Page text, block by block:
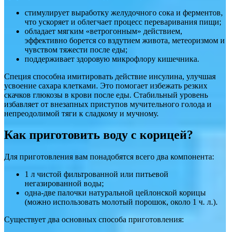
стимулирует выработку желудочного сока и ферментов,
что ускоряет и облегчает процесс переваривания пищи;
обладает мягким «ветрогонным» действием,
эффективно борется со вздутием живота, метеоризмом и
чувством тяжести после еды;
поддерживает здоровую микрофлору кишечника.
Специя способна имитировать действие инсулина, улучшая
усвоение сахара клетками. Это помогает избежать резких
скачков глюкозы в крови после еды. Стабильный уровень
избавляет от внезапных приступов мучительного голода и
непреодолимой тяги к сладкому и мучному.
Как приготовить воду с корицей?
Для приготовления вам понадобятся всего два компонента:
1 л чистой фильтрованной или питьевой
негазированной воды;
одна-две палочки натуральной цейлонской корицы
(можно использовать молотый порошок, около 1 ч. л.).
Существует два основных способа приготовления: